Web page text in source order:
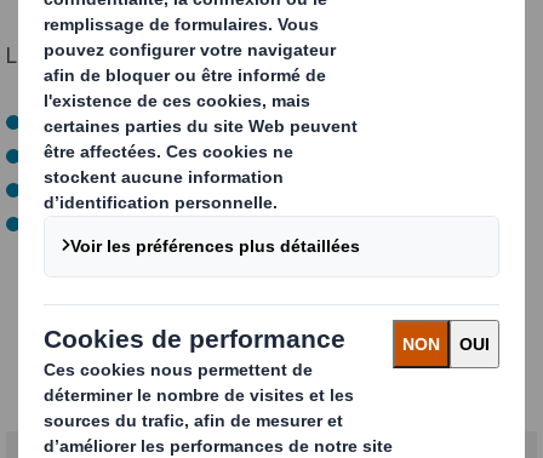
Leur projet vise à :
Préserver la biodiversité
Favoriser l’infiltration de l’eau
Offrir de l’ombre aux animaux
Améliorer le bien-être animal
Mathieu & Grégoire – La
Ferrière (Vendée)